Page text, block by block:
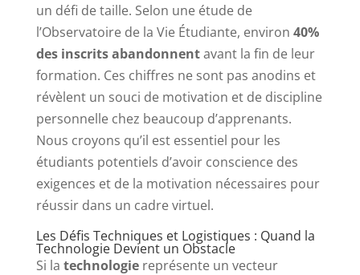
un défi de taille. Selon une étude de
l’Observatoire de la Vie Étudiante, environ 40%
des inscrits abandonnentavant la fin de leur
formation. Ces chiffres ne sont pas anodins et
révèlent un souci de motivation et de discipline
personnelle chez beaucoup d’apprenants.
Nous croyons qu’il est essentiel pour les
étudiants potentiels d’avoir conscience des
exigences et de la motivation nécessaires pour
réussir dans un cadre virtuel.
Les Défis Techniques et Logistiques : Quand la
Technologie Devient un Obstacle
Si la technologiereprésente un vecteur